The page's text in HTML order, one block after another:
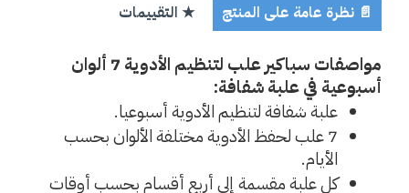
📄 نظرة عامة على المنتج ★ التقييمات
أسبوعية في علبة شفافة:
علبة شفافة لتنظيم الأدوية أسبوعيا.
الأيام.